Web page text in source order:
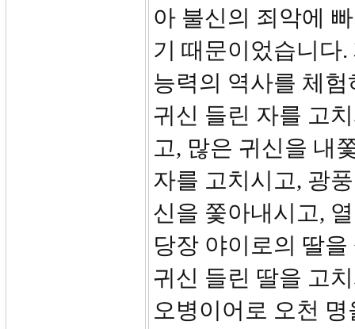
아 불신의 죄악에
기 때문이었습니다
능력의 역사를 체
귀신 들린 자를 고
고, 많은 귀신을 내
자를 고치시고, 광
신을 쫓아내시고,
당장 야이로의 딸
귀신 들린 딸을 고
오병이어로 오천